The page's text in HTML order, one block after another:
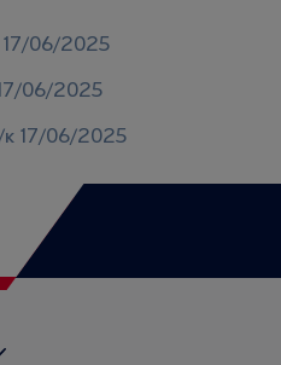
17/06/2025
06/2025
κ 17/06/2025